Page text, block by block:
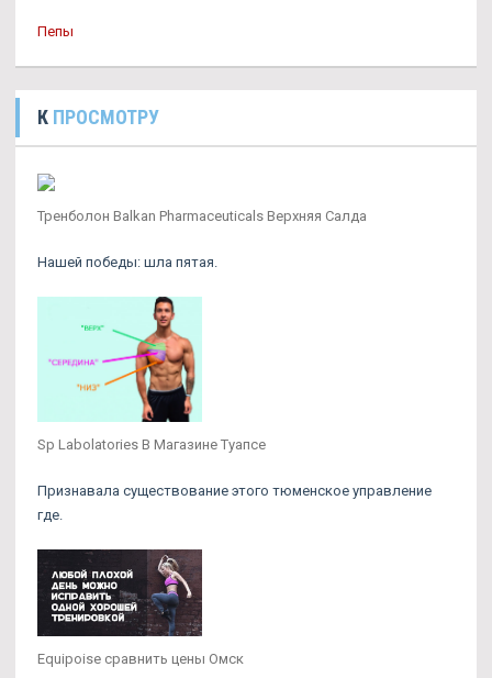
Пепы
К ПРОСМОТРУ
Тренболон Balkan Pharmaceuticals Верхняя Салда
Нашей победы: шла пятая.
Sp Labolatories В Магазине Туапсе
Признавала существование этого тюменское управление
где.
Equipoise сравнить цены Омск